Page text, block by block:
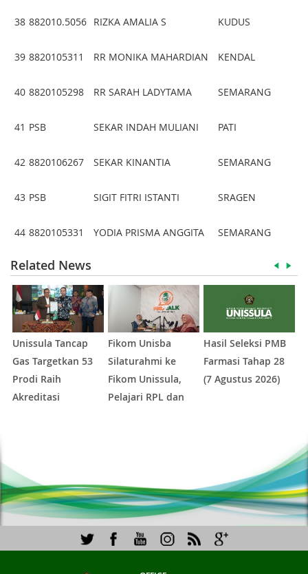
38 882010.5056 RIZKA AMALIA S KUDUS
39 8820105311 RR MONIKA MAHARDIAN KENDAL
40 8820105298 RR SARAH LADYTAMA SEMARANG
41 PSB SEKAR INDAH MULIANI PATI
42 8820106267 SEKAR KINANTIA SEMARANG
43 PSB SIGIT FITRI ISTANTI SRAGEN
44 8820105331 YODIA PRISMA ANGGITA SEMARANG
Related News
Unissula Tancap
Gas Targetkan 53
Prodi Raih
Akreditasi
Fikom Unisba
Silaturahmi ke
Fikom Unissula,
Pelajari RPL dan
Hasil Seleksi PMB
Farmasi Tahap 28
(7 Agustus 2026)